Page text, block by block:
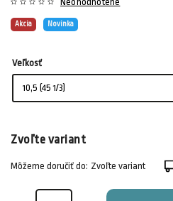
Akcia Novinka
Veľkosť
Zvoľte variant
Môžeme doručiť do: Zvoľte variant